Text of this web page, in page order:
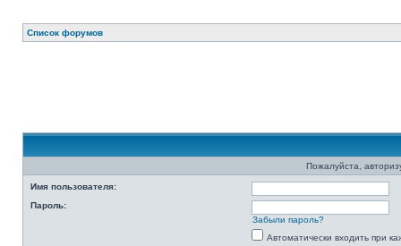
Список форумов
Пожалуйста,
Имя пользователя:
Пароль:
Забыли пароль?
Автоматически входить при